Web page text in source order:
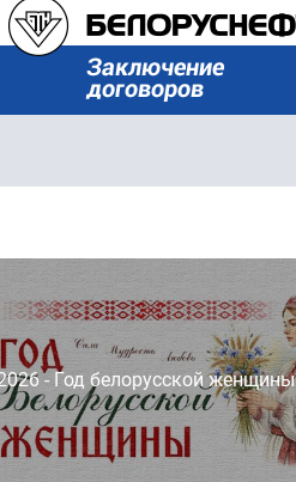
- Год белорусской женщины